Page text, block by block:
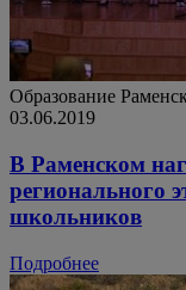
Образование
03.06.2019
В Раменском
регионального
школьников
Подробнее